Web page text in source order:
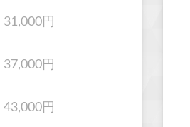
31,000円
37,000円
43,000円